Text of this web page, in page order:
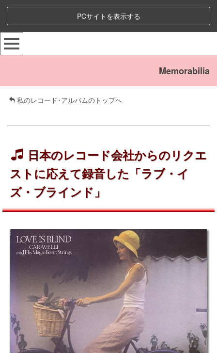
PCサイトを表示する
Memorabilia
私のレコード･アルバムのトップへ
日本のレコード会社からのリクエ
ストに応えて録音した「ラブ・イ
ズ・ブラインド」